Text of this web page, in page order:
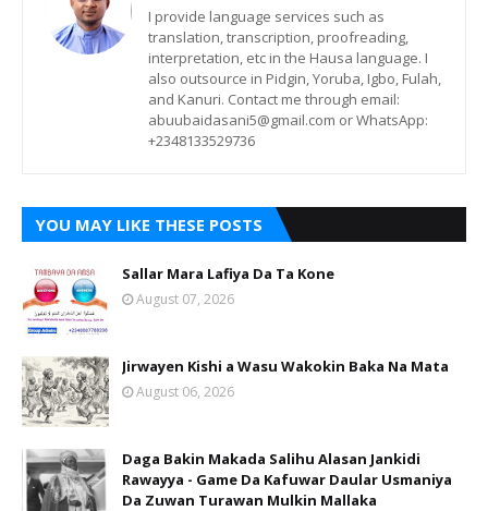
I provide language services such as
translation, transcription, proofreading,
interpretation, etc in the Hausa language. I
also outsource in Pidgin, Yoruba, Igbo, Fulah,
and Kanuri. Contact me through email:
abuubaidasani5@gmail.com or WhatsApp:
+2348133529736
YOU MAY LIKE THESE POSTS
Sallar Mara Lafiya Da Ta Kone
August 07, 2026
Jirwayen Kishi a Wasu Wakokin Baka Na Mata
August 06, 2026
Daga Bakin Makada Salihu Alasan Jankidi
Rawayya - Game Da Kafuwar Daular Usmaniya
Da Zuwan Turawan Mulkin Mallaka